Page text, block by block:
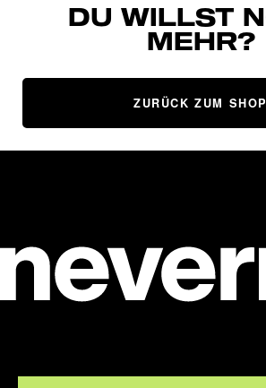
DU WILLST
MEHR?
ZURÜCK ZUM SHOP